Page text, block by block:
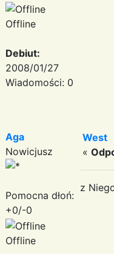
Offline
Debiut:
2008/01/27
Wiadomości: 0
Aga
Nowicjusz
Pomocna dłoń:
+0/-0
Offline
West
«
z